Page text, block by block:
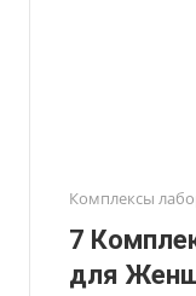
Комплексы
7
для